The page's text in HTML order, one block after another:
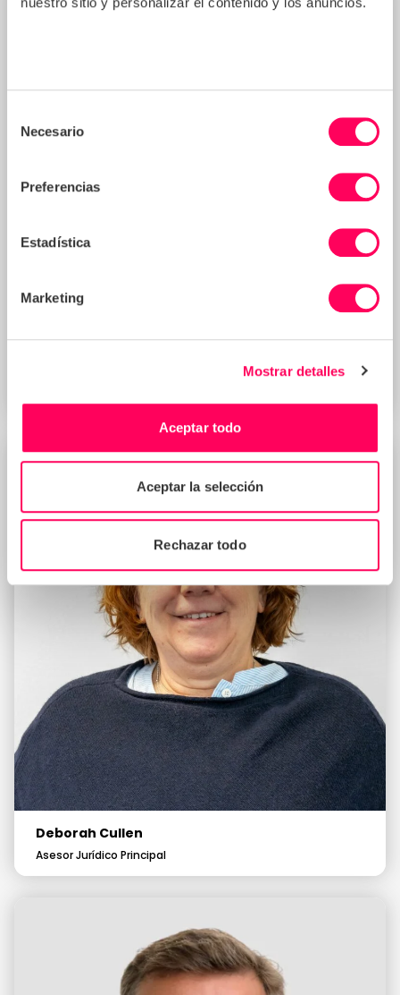
Necesario
Preferencias
Estadística
Marketing
Mostrar detalles
Aceptar todo
Aceptar la selección
Rechazar todo
Deborah Cullen
Asesor Jurídico Principal